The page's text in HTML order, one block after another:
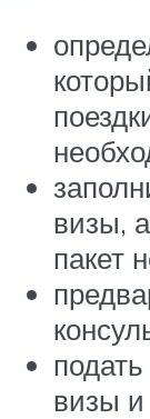
визы,
пакет
визы и